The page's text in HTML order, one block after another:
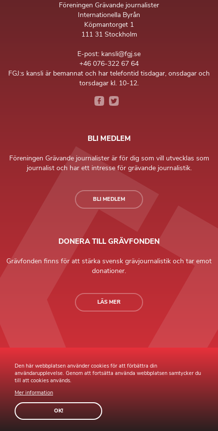
Föreningen Grävande journalister
Internationella Byrån
Köpmantorget 1
111 31 Stockholm
E-post: kansli@fgj.se
+46 076-322 67 64
FGJ:s kansli är bemannat och har telefontid tisdagar, onsdagar och
torsdagar kl. 10-12.
BLI MEDLEM
Föreningen Grävande journalister är för dig som vill utvecklas som
journalist och har ett intresse för grävande journalistik.
BLI MEDLEM
DONERA TILL GRÄVFONDEN
Grävfonden finns för att stärka svensk grävjournalistik och tar emot
donationer.
LÄS MER
Easywebpubliceringsverktyg
Den här webbplatsen använder cookies för att förbättra din
användarupplevelse. Genom att fortsätta använda webbplatsen samtycker du
till att cookies används.
Mer information
OK!